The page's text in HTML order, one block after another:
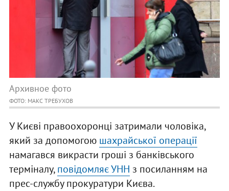
Архивное фото
ФОТО: МАКС ТРЕБУХОВ
У Києві правоохоронці затримали чоловіка,
який за допомогою шахрайської операції
намагався викрасти гроші з банківського
терміналу,повідомляє УНН з посиланням на
прес-службу прокуратури Києва.